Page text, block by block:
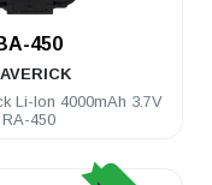
450
Li-Ion 4000mAh 3.7V
RA-450